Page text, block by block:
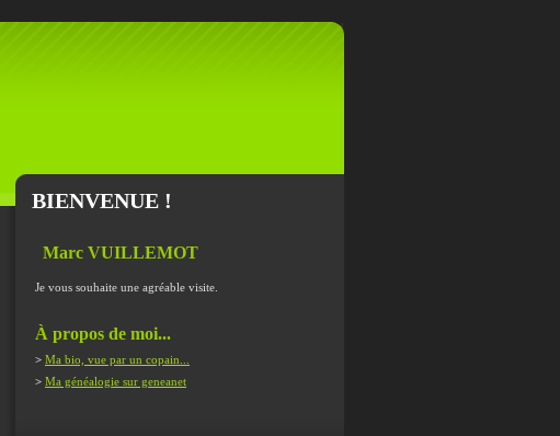
BIENVENUE !
Marc VUILLEMOT
Je vous souhaite une agréable visite.
À propos de moi...
> Ma bio, vue par un copain...
> Ma généalogie sur geneanet